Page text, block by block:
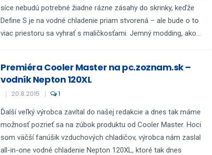
síce nebudú potrebné žiadne rázne zásahy do skrinky, keďže
Define S je na vodné chladenie priam stvorená – ale bude o to
viac priestoru sa vyhrať s maličkosťami. Jemný modding, ako...
Premiéra Cooler Master na pc.zoznam.sk –
vodník Nepton 120XL
20.8.2015 1
Ďalší veľký výrobca zavítal do našej redakcie a dnes tak máme
možnosť pozrieť sa na zúbok produktu od Cooler Master. Hoci
som väčší fanúšik vzduchových chladičov, výrobca nám zaslal
all-in-one vodné chladenie Nepton 120XL, ktoré tak dnes